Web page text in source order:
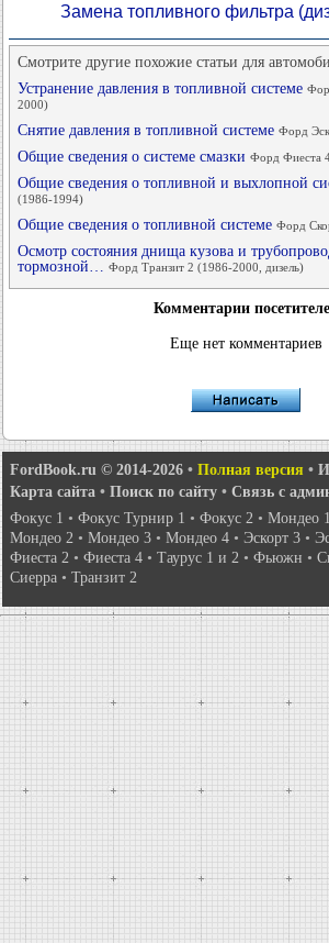
Замена топливного фильтра
Смотрите другие похожие статьи для
Устранение давления в топливной системе
2000)
Снятие давления в топливной системе Форд
Общие сведения о системе смазки Форд Фиеста
Общие сведения о топливной и выхлопной
(1986-1994)
Общие сведения о топливной системе Форд
Осмотр состояния днища кузова и
тормозной…
Форд Транзит 2 (1986-2000, дизель)
Комментарии
Еще нет комментариев
FordBook.ru © 2014-2026 • Полная версия •
Карта сайта • Поиск по сайту • Связь с
Фокус 1 • Фокус Турнир 1 • Фокус 2 • Мондео 1
Мондео 2 • Мондео 3 • Мондео 4 • Эскорт 3 •
Фиеста 2 • Фиеста 4 • Таурус 1 и 2 • Фьюжн •
Сиерра • Транзит 2